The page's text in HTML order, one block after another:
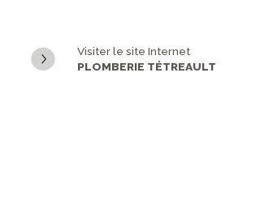
Visiter le site Internet
PLOMBERIE TÉTREAULT